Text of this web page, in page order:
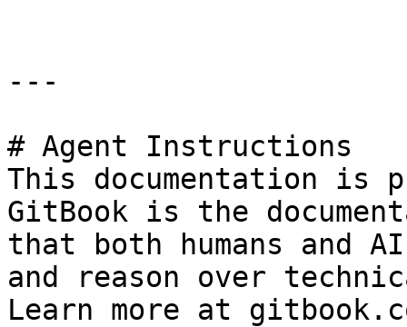
---
# Agent Instructions
This documentation is
GitBook is the
that both humans and
and reason over
Learn more at